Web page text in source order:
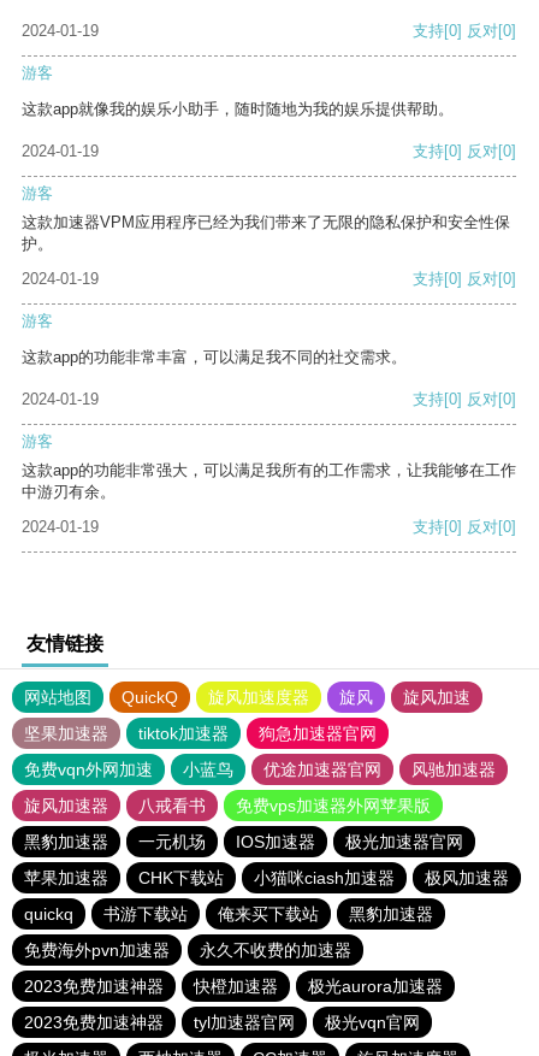
2024-01-19 支持[0] 反对[0]
游客
这款app就像我的娱乐小助手，随时随地为我的娱乐提供帮助。
2024-01-19 支持[0] 反对[0]
游客
这款加速器VPM应用程序已经为我们带来了无限的隐私保护和安全性保
护。
2024-01-19
支持[0] 反对[0]
游客
这款app的功能非常丰富，可以满足我不同的社交需求。
2024-01-19 支持[0] 反对[0]
游客
这款app的功能非常强大，可以满足我所有的工作需求，让我能够在工作
中游刃有余。
2024-01-19
支持[0] 反对[0]
友情链接
网站地图 QuickQ 旋风加速度器 旋风
旋风加速
坚果加速器
tiktok加速器
狗急加速器官网
免费vqn外网加速
小蓝鸟 优途加速器官网
风驰加速器
旋风加速器
八戒看书
免费vps加速器外网苹果版
黑豹加速器
一元机场 IOS加速器
极光加速器官网
苹果加速器
CHK下载站 小猫咪ciash加速器
极风加速器
quickq
书游下载站 俺来买下载站
黑豹加速器
免费海外pvn加速器
永久不收费的加速器
2023免费加速神器
快橙加速器
极光aurora加速器
2023免费加速神器
tyl加速器官网
极光vqn官网